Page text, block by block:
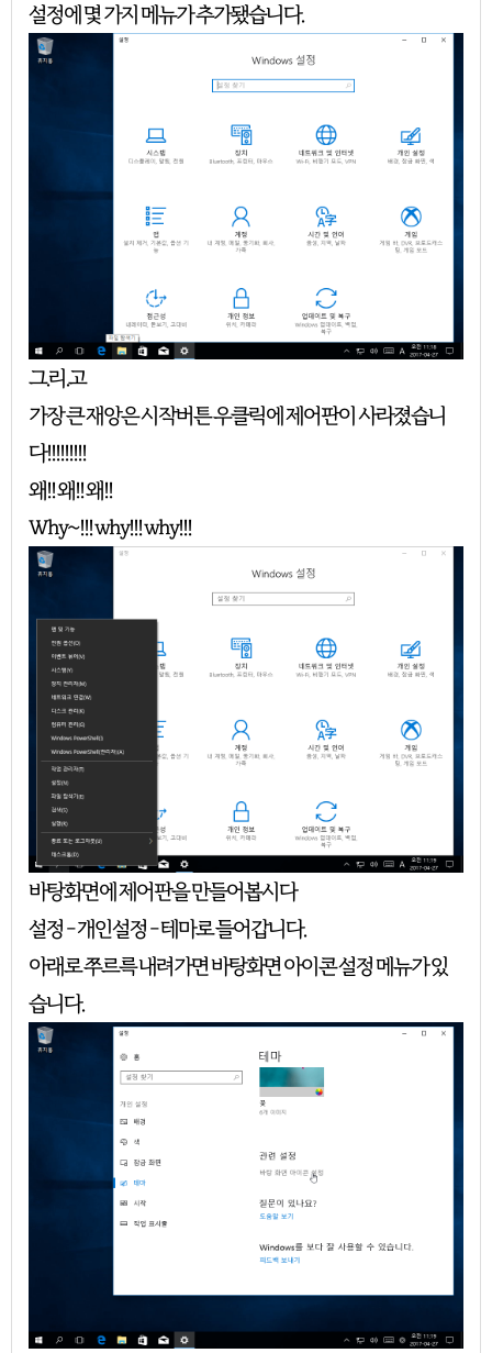
설정에 몇 가지 메뉴가 추가됐습니다.
그.리.고
가장 큰 재앙은 시작버튼 우클릭에 제어판이 사라졌습니
다!!!!!!!!!
왜!! 왜!! 왜!!
Why~!!! why!!! why!!!
바탕화면에 제어판을 만들어봅시다
설정 - 개인설정 - 테마로 들어갑니다.
아래로 쭈르륵 내려가면 바탕화면 아이콘 설정 메뉴가 있
습니다.